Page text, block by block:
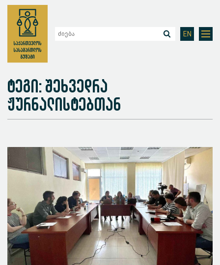
EN
ტეგი: შეხვედრა
ჟურნალისტებთან